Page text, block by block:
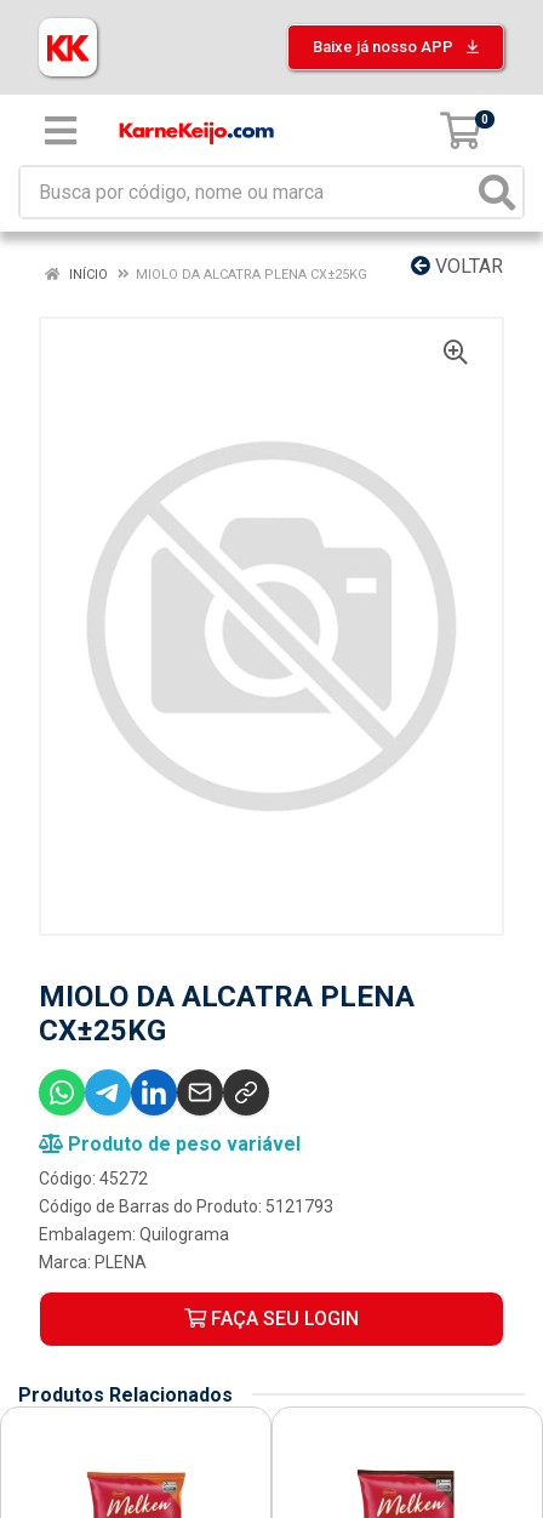
Baixe já nosso APP
0
VOLTAR
INÍCIO MIOLO DA ALCATRA PLENA CX±25KG
MIOLO DA ALCATRA PLENA
CX±25KG
Produto de peso variável
Código: 45272
Código de Barras do Produto: 5121793
Embalagem: Quilograma
Marca: PLENA
FAÇA SEU LOGIN
Produtos Relacionados